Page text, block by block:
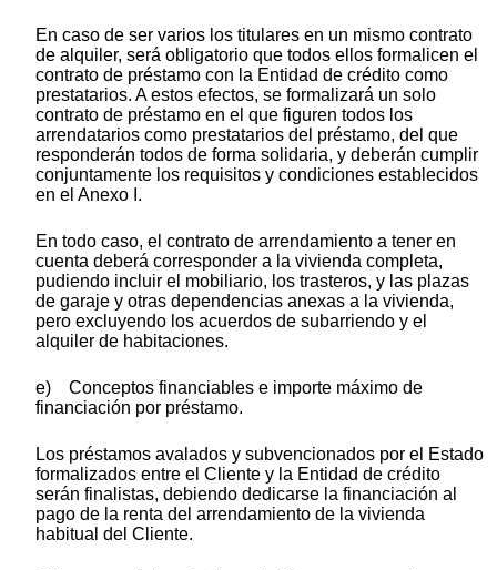
En caso de ser varios los titulares en un mismo contrato
de alquiler, será obligatorio que todos ellos formalicen el
contrato de préstamo con la Entidad de crédito como
prestatarios. A estos efectos, se formalizará un solo
contrato de préstamo en el que figuren todos los
arrendatarios como prestatarios del préstamo, del que
responderán todos de forma solidaria, y deberán cumplir
conjuntamente los requisitos y condiciones establecidos
en el Anexo I.
En todo caso, el contrato de arrendamiento a tener en
cuenta deberá corresponder a la vivienda completa,
pudiendo incluir el mobiliario, los trasteros, y las plazas
de garaje y otras dependencias anexas a la vivienda,
pero excluyendo los acuerdos de subarriendo y el
alquiler de habitaciones.
e) Conceptos financiables e importe máximo de
financiación por préstamo.
Los préstamos avalados y subvencionados por el Estado
formalizados entre el Cliente y la Entidad de crédito
serán finalistas, debiendo dedicarse la financiación al
pago de la renta del arrendamiento de la vivienda
habitual del Cliente.